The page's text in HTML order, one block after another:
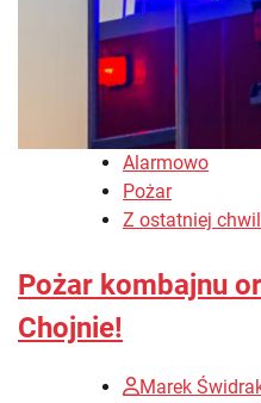
Alarmowo
Pożar
Z ostatniej
Pożar kombajnu
Chojnie!
Marek